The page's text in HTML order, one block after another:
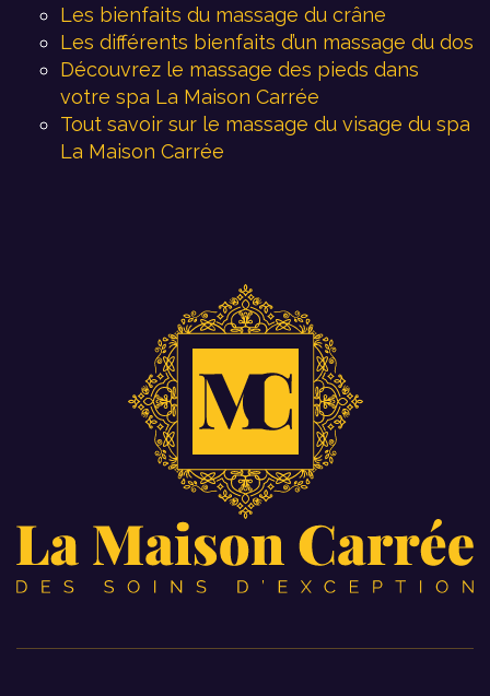
Les bienfaits du massage du crâne
Les différents bienfaits d’un massage du dos
Découvrez le massage des pieds dans
votre spa La Maison Carrée
Tout savoir sur le massage du visage du spa
La Maison Carrée